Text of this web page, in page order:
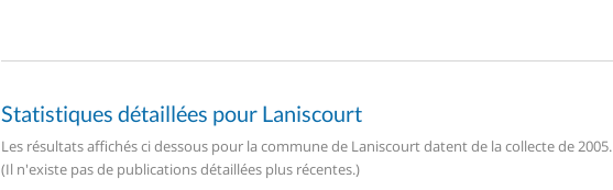
Statistiques détaillées pour Laniscourt
Les résultats affichés ci dessous pour la commune de Laniscourt datent de la collecte de 2005.
(Il n'existe pas de publications détaillées plus récentes.)